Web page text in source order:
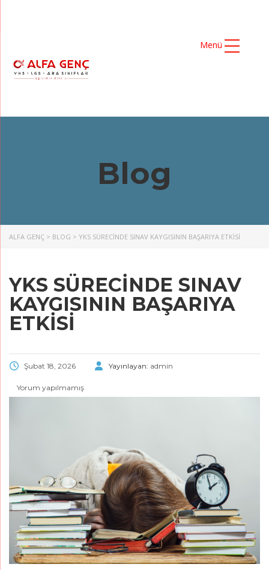
Menü
Blog
ALFA GENÇ > BLOG > YKS SÜRECINDE SINAV KAYGISININ BAŞARIYA ETKISI
YKS SÜRECINDE SINAV
KAYGISININ BAŞARIYA
ETKISI
Şubat 18, 2026 Yayınlayan: admin
Yorum yapılmamış